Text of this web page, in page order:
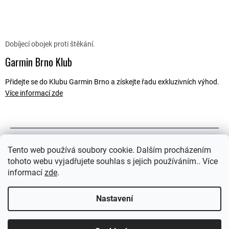
Tento web používá soubory cookie. Dalším procházením
tohoto webu vyjadřujete souhlas s jejich používáním.. Více
informací zde.
Nastavení
Dobíjecí obojek proti štěkání.
Garmin Brno Klub
Přidejte se do Klubu Garmin Brno a získejte řadu exkluzivních výhod.
Více informací zde
Související soubory (1)